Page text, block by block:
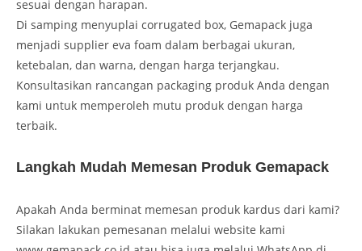
sesuai dengan harapan.
Di samping menyuplai corrugated box, Gemapack juga
menjadi supplier eva foam dalam berbagai ukuran,
ketebalan, dan warna, dengan harga terjangkau.
Konsultasikan rancangan packaging produk Anda dengan
kami untuk memperoleh mutu produk dengan harga
terbaik.
Langkah Mudah Memesan Produk Gemapack
Apakah Anda berminat memesan produk kardus dari kami?
Silakan lakukan pemesanan melalui website kami